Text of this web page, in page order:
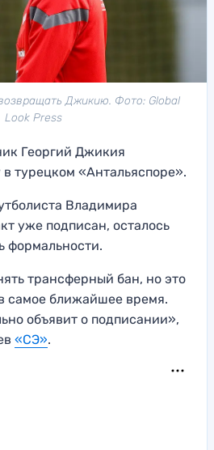
Джикию. Фото: Global
Look Press
Георгий Джикия
турецком «Антальяспоре».
Владимира
уже подписан, осталось
формальности.
трансферный бан, но это
самое ближайшее время.
объявит о подписании»,
«СЭ».